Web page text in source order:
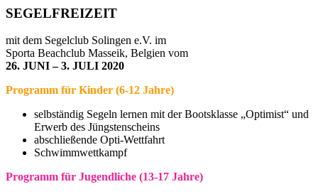
SEGELFREIZEIT
mit dem Segelclub Solingen e.V. im
Sporta Beachclub Masseik, Belgien vom
26. JUNI – 3. JULI 2020
Programm für Kinder (6-12 Jahre)
selbständig Segeln lernen mit der Bootsklasse „Optimist“ und
Erwerb des Jüngstenscheins
abschließende Opti-Wettfahrt
Schwimmwettkampf
Programm für Jugendliche (13-17 Jahre)